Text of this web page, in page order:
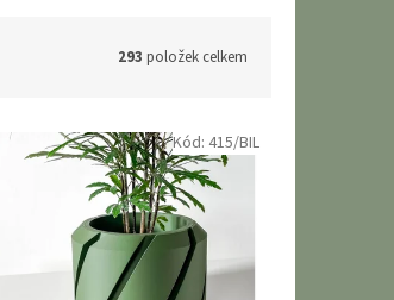
293 položek celkem
Kód: 415/BIL